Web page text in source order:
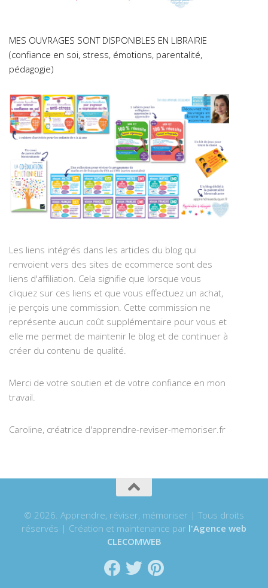
MES OUVRAGES SONT DISPONIBLES EN LIBRAIRIE
(confiance en soi, stress, émotions, parentalité,
pédagogie)
Les liens intégrés dans les articles du blog qui
renvoient vers des sites de ecommerce sont des
liens d'affiliation. Cela signifie que lorsque vous
cliquez sur ces liens et que vous effectuez un achat,
je perçois une commission. Cette commission ne
représente aucun coût supplémentaire pour vous et
elle me permet de maintenir le blog et de continuer à
créer du contenu de qualité.
Merci de votre soutien et de votre confiance en mon
travail.
Caroline, créatrice d'apprendre-reviser-memoriser.fr
© 2026. Apprendre, réviser, mémoriser | Tous droits
réservés | Création et maintenance par l'Agence web
CLECOMWEB